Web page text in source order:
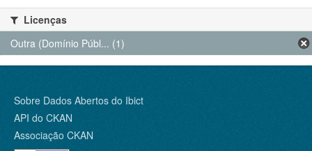
Licenças
Outra (Domínio Públ... (1)
Sobre Dados Abertos do Ibict
API do CKAN
Associação CKAN